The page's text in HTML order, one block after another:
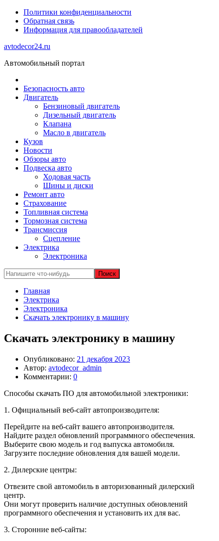
Политики конфиденциальности
Обратная связь
Информация для правообладателей
avtodecor24.ru
Автомобильный портал
Безопасность авто
Двигатель
Бензиновый двигатель
Дизельный двигатель
Клапана
Масло в двигатель
Кузов
Новости
Обзоры авто
Подвеска авто
Ходовая часть
Шины и диски
Ремонт авто
Страхование
Топливная система
Тормозная система
Трансмиссия
Сцепление
Электрика
Электроника
Главная
Электрика
Электроника
Скачать электронику в машину
Скачать электронику в машину
Опубликовано: 21 декабря 2023
Автор: avtodecor_admin
Комментарии: 0
Способы скачать ПО для автомобильной электроники:
1. Официальный веб-сайт автопроизводителя:
Перейдите на веб-сайт вашего автопроизводителя.
Найдите раздел обновлений программного обеспечения.
Выберите свою модель и год выпуска автомобиля.
Загрузите последние обновления для вашей модели.
2. Дилерские центры:
Отвезите свой автомобиль в авторизованный дилерский
центр.
Они могут проверить наличие доступных обновлений
программного обеспечения и установить их для вас.
3. Сторонние веб-сайты: